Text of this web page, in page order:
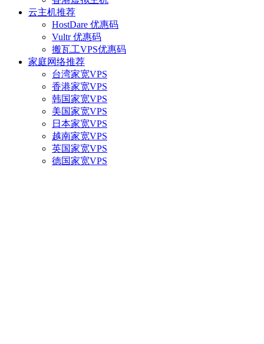
云主机推荐
HostDare 优惠码
Vultr 优惠码
搬瓦工VPS优惠码
家庭网络推荐
台湾家宽VPS
香港家宽VPS
韩国家宽VPS
美国家宽VPS
日本家宽VPS
越南家宽VPS
英国家宽VPS
德国家宽VPS